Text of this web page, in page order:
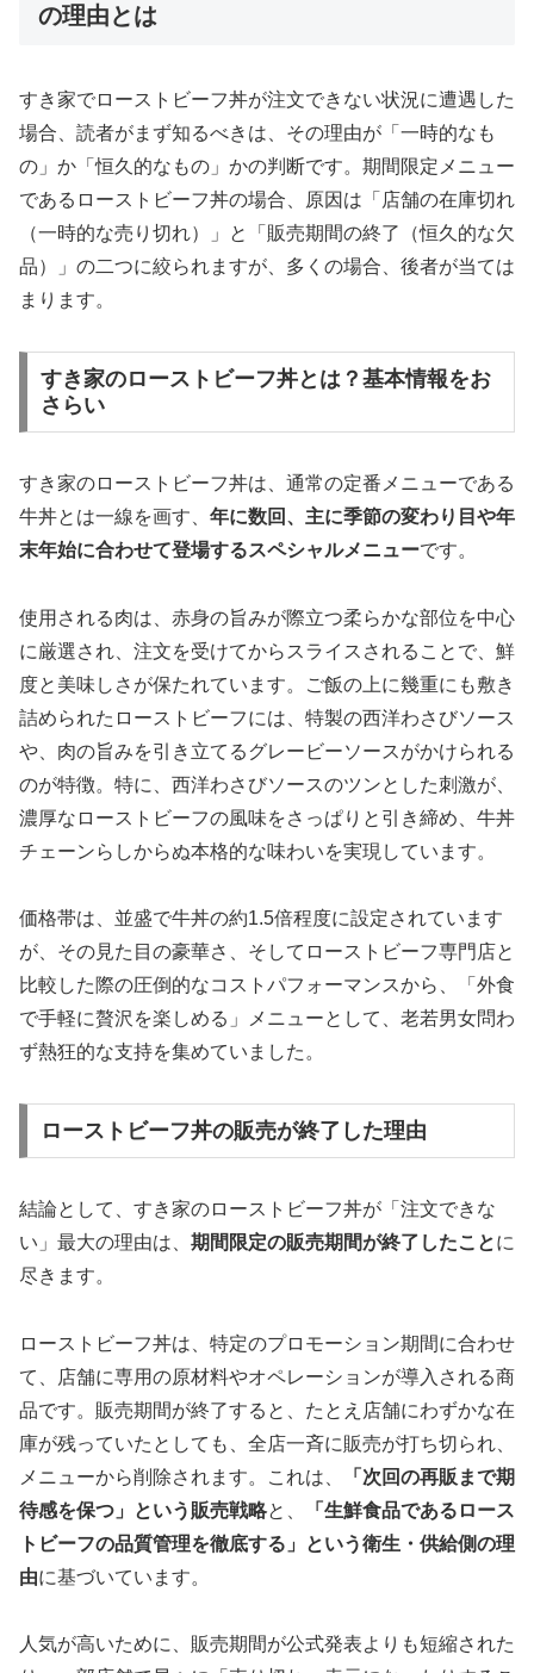
の理由とは
すき家でローストビーフ丼が注文できない状況に遭遇した
場合、読者がまず知るべきは、その理由が「一時的なも
の」か「恒久的なもの」かの判断です。期間限定メニュー
であるローストビーフ丼の場合、原因は「店舗の在庫切れ
（一時的な売り切れ）」と「販売期間の終了（恒久的な欠
品）」の二つに絞られますが、多くの場合、後者が当ては
まります。
すき家のローストビーフ丼とは？基本情報をお
さらい
すき家のローストビーフ丼は、通常の定番メニューである
牛丼とは一線を画す、 年に数回、主に季節の変わり目や年
末年始に合わせて登場するスペシャルメニューです。
使用される肉は、赤身の旨みが際立つ柔らかな部位を中心
に厳選され、注文を受けてからスライスされることで、鮮
度と美味しさが保たれています。ご飯の上に幾重にも敷き
詰められたローストビーフには、特製の西洋わさびソース
や、肉の旨みを引き立てるグレービーソースがかけられる
のが特徴。特に、西洋わさびソースのツンとした刺激が、
濃厚なローストビーフの風味をさっぱりと引き締め、牛丼
チェーンらしからぬ本格的な味わいを実現しています。
価格帯は、並盛で牛丼の約1.5倍程度に設定されています
が、その見た目の豪華さ、そしてローストビーフ専門店と
比較した際の圧倒的なコストパフォーマンスから、「外食
で手軽に贅沢を楽しめる」メニューとして、老若男女問わ
ず熱狂的な支持を集めていました。
ローストビーフ丼の販売が終了した理由
結論として、すき家のローストビーフ丼が「注文できな
い」最大の理由は、 期間限定の販売期間が終了したことに
尽きます。
ローストビーフ丼は、特定のプロモーション期間に合わせ
て、店舗に専用の原材料やオペレーションが導入される商
品です。販売期間が終了すると、たとえ店舗にわずかな在
庫が残っていたとしても、全店一斉に販売が打ち切られ、
メニューから削除されます。これは、
「次回の再販まで期
待感を保つ」という販売戦略と、
「生鮮食品であるロース
トビーフの品質管理を徹底する」という衛生・供給側の理
由に基づいています。
人気が高いために、販売期間が公式発表よりも短縮された